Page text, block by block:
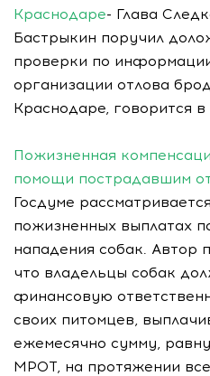
Краснодаре- Глава
Бастрыкин поручил
проверки по
организации отлова
Краснодаре, говорится
Пожизненная
помощи пострадавшим
Госдуме
пожизненных выплатах
нападения собак. Автор
что владельцы собак
финансовую
своих питомцев,
ежемесячно сумму,
МРОТ, на протяжении